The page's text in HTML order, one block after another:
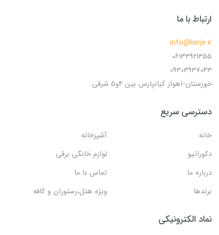
ارتباط با ما
info@berje.ir
06133921355
09303937043
خوزستان-اهواز کیانپارس بین 4و5 شرقی
دسترسی سریع
خانه
آشپزخانه
دکوراتیو
لوازم خانگی برقی
درباره ما
تماس با ما
برندها
ویژه هتل،رستوران و کافه
نماد الکترونیکی